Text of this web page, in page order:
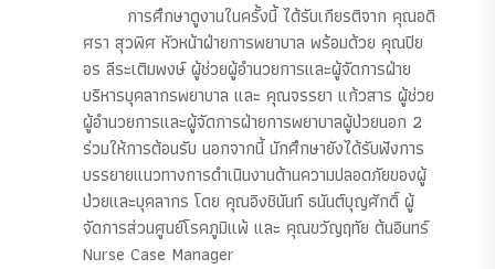
การศึกษาดูงานในครั้งนี้ ได้รับเกียรติจาก คุณอดิ
ศรา สุวพิศ หัวหน้าฝ่ายการพยาบาล พร้อมด้วย คุณปิย
อร ลีระเติมพงษ์ ผู้ช่วยผู้อำนวยการและผู้จัดการฝ่าย
บริหารบุคลากรพยาบาล และ คุณจรรยา แก้วสาร ผู้ช่วย
ผู้อำนวยการและผู้จัดการฝ่ายการพยาบาลผู้ป่วยนอก 2
ร่วมให้การต้อนรับ นอกจากนี้ นักศึกษายังได้รับฟังการ
บรรยายแนวทางการดำเนินงานด้านความปลอดภัยของผู้
ป่วยและบุคลากร โดย คุณอิงชินันท์ ธนันต์บุญศักดิ์ ผู้
จัดการส่วนศูนย์โรคภูมิแพ้ และ คุณขวัญฤทัย ต้นอินทร์
Nurse Case Manager